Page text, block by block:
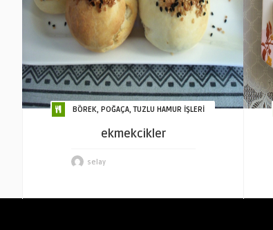
BÖREK, POĞAÇA, TUZLU HAMUR İŞLERİ
ekmekcikler
selay